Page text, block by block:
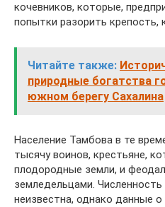
кочевников, которые,
попытки разорить крепость,
Читайте также:
природные богатства
южном берегу Сахалина
Население Тамбова в те
тысячу воинов, крестьяне,
плодородные земли, и
земледельцами.
неизвестна, однако данные о